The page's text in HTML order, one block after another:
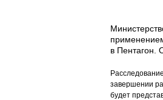
в Пентагон.
завершении
будет